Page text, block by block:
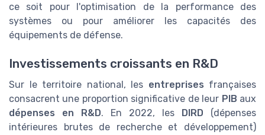
ce soit pour l'optimisation de la performance des
systèmes ou pour améliorer les capacités des
équipements de défense.
Investissements croissants en R&D
Sur le territoire national, les entreprises françaises
consacrent une proportion significative de leur PIB aux
dépenses en R&D. En 2022, les DIRD (dépenses
intérieures brutes de recherche et développement)